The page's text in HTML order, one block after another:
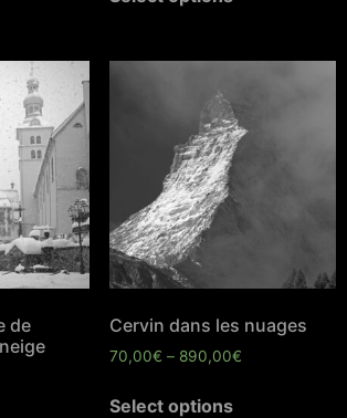
de
Cervin dans les nuages
70,00€ – 890,00€
Select options